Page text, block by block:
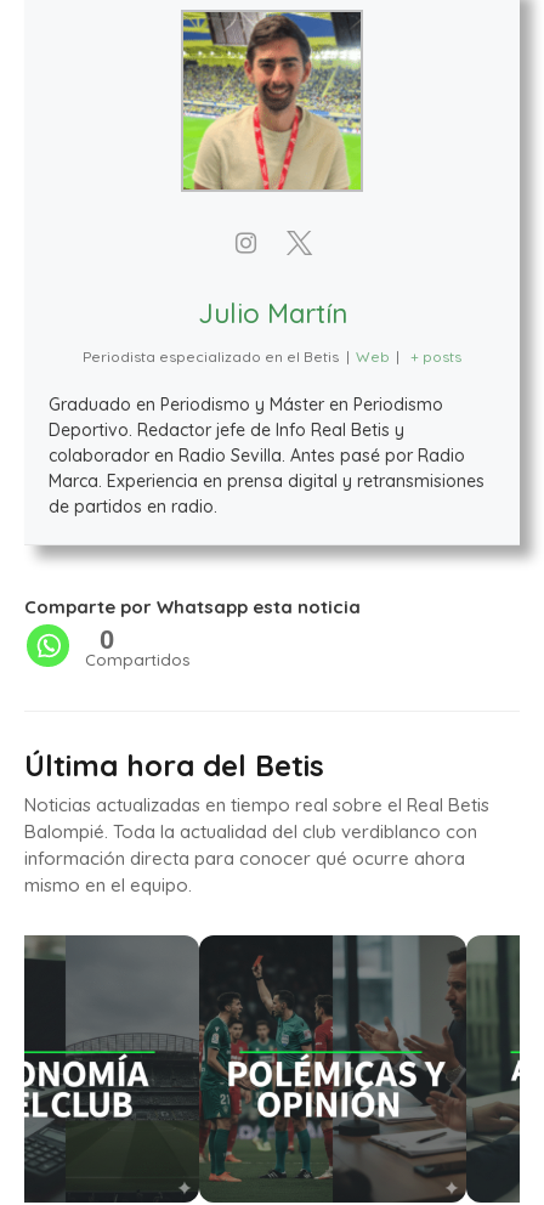
Julio Martín
Periodista especializado en el Betis | Web | + posts
Graduado en Periodismo y Máster en Periodismo
Deportivo. Redactor jefe de Info Real Betis y
colaborador en Radio Sevilla. Antes pasé por Radio
Marca. Experiencia en prensa digital y retransmisiones
de partidos en radio.
Comparte por Whatsapp esta noticia
0
Compartidos
Última hora del Betis
Noticias actualizadas en tiempo real sobre el Real Betis
Balompié. Toda la actualidad del club verdiblanco con
información directa para conocer qué ocurre ahora
mismo en el equipo.